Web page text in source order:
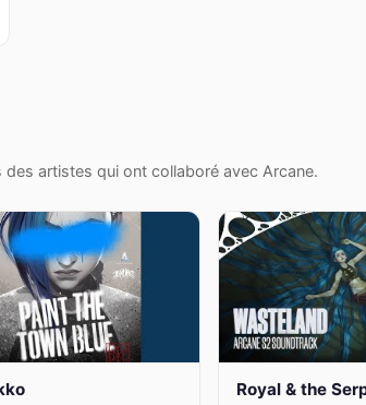
artistes qui ont collaboré avec Arcane.
Royal & the